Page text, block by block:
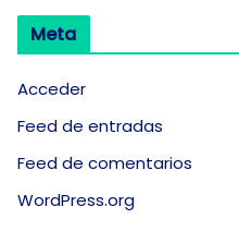
Meta
Acceder
Feed de entradas
Feed de comentarios
WordPress.org